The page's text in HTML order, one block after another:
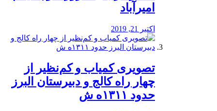
امیرآباد
اکتبر 21, 2019
️تصویری کمیاب و کم‌نظیر از
چهار راه كالج و دبيرستان البرز
حدود ۱۳۱۱ه ش